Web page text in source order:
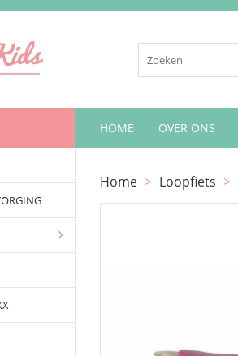
HOME OVER ONS
Home > Loopfiets >